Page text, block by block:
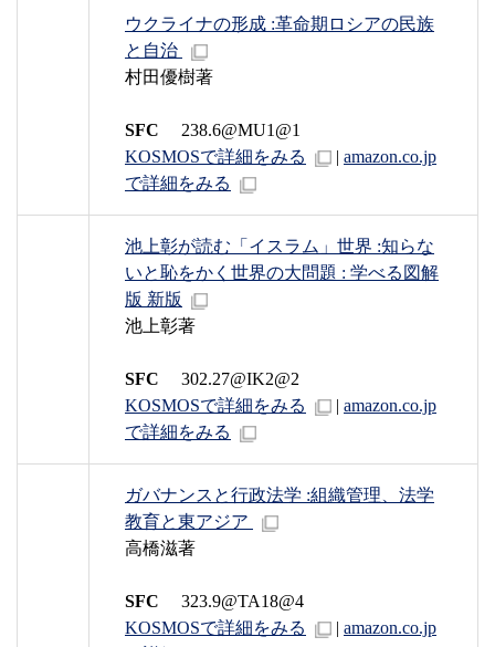
ウクライナの形成 :革命期ロシアの民族
と自治
村田優樹著
SFC 238.6@MU1@1
KOSMOSで詳細をみる
| amazon.co.jp
で詳細をみる
池上彰が読む「イスラム」世界 :知らな
いと恥をかく世界の大問題 : 学べる図解
版 新版
池上彰著
SFC 302.27@IK2@2
KOSMOSで詳細をみる
| amazon.co.jp
で詳細をみる
ガバナンスと行政法学 :組織管理、法学
教育と東アジア
高橋滋著
SFC 323.9@TA18@4
KOSMOSで詳細をみる
| amazon.co.jp